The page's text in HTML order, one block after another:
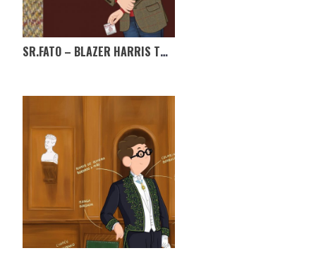
SR.FATO – BLAZER HARRIS TWEED PARA INÍCIO DO ANO!